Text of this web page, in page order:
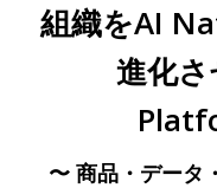
組織をAI
進化
〜 商品・データ